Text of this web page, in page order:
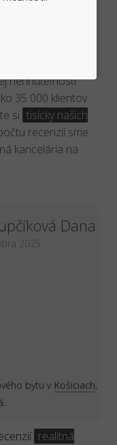
nehnuteľnosti
35 000 klientov
si tisícky našich
recenzií sme
kancelária na
Dana
2025
bytu v Košiciach,
realitná